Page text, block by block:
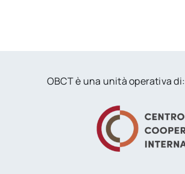
OBCT è una unità operativa di: